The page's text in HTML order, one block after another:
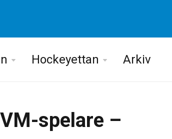
Hockeyettan Arkiv
spelare –